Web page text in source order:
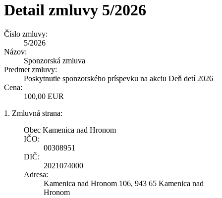
Detail zmluvy 5/2026
Číslo zmluvy:
5/2026
Názov:
Sponzorská zmluva
Predmet zmluvy:
Poskytnutie sponzorského príspevku na akciu Deň detí 2026
Cena:
100,00 EUR
1. Zmluvná strana:
Obec Kamenica nad Hronom
IČO:
00308951
DIČ:
2021074000
Adresa:
Kamenica nad Hronom 106, 943 65 Kamenica nad
Hronom